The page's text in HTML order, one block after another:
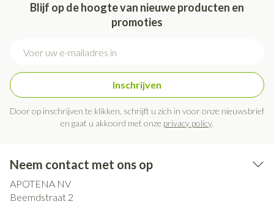
Blijf op de hoogte van nieuwe producten en
promoties
Inschrijven
Door op inschrijven te klikken, schrijft u zich in voor onze nieuwsbrief
en gaat u akkoord met onze privacy policy.
Neem contact met ons op
APOTENA NV
Beemdstraat 2